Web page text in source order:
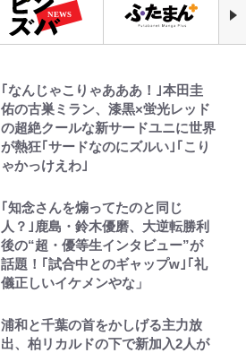
｢なんじゃこりゃあああ！｣本田圭
佑の古巣ミラン、漆黒×蛍光レッド
の超絶クールな新サードユニに世界
が熱狂｢サードなのにズルい｣｢こり
ゃかっけえわ｣
｢知念さんを煽ってたのと同じ
人？｣鹿島・鈴木優磨、大逆転勝利
後の“超・優等生インタビュー”が
話題！｢試合中とのギャップw｣｢礼
儀正しいイケメンやな」
浦和と千葉の首をかしげる主力放
出、柏リカルドの下で新加入2人が
千葉雄大、ほっそりイケメン近影に
「顔パンパンだったのに」反響 視
聴者が想った激変の納得理由
村上佳菜子、“遠距離結婚”の夫と
「愛が足りない」不満を漏らしてい
た過去も
黒木啓司が妻・宮崎麗果にDV報
道、逮捕前にインスタに起きてい
投稿
「自分の絵ごと、このジャンルはそ
ろそろ終わりかな」江口寿史が炎上
を経て樋口毅宏に語ったこと
映画『ちいかわ』入場者特典「第２
テムに称賛続々「豪華すぎる！」
1万円超えも「納得のクオリティ」
『この素晴らしい世界に祝福を！』
10万針以上の密度で再現された“め
も感動
えびめしの流儀
でっかい男になりたいゾ
浅草は日本の心だゾ
空の轍と大地の雲と 第1回
第3回 出版までの道のり・その2
レビュー『仮面家族』悠木シュン・
著
公式-ヒロインが来る前に妊娠しま
した~詰んだはずの悪役令嬢です
が、どうやら違うようです~ 第1話
公式-冒険家になろう! ~スキルボー
公式-ヒロインが来る前に妊娠しま
した~詰んだはずの悪役令嬢です
が、どうやら違うようです~ 第2話
荒々しい「火山帯」の一端にいるこ
とを体感！ 登頂約10分でも大迫力
「吾妻小富士」火口を1周する「1
時間半ハイキング」パノラマ絶景レ
ポ【福島県福島市】
【キャンプ自己啓発】増えすぎたギ
アを棚卸し！ “ウルトラライト” 目
指した「自分スタイル」再構築でわ
かった「本当に必要な7つの道具」
とは
【知ってる？「日本本土四極踏破証
明書」】広島から本州4島の最南端
錦織一清の写真集はなぜ私服なの
か…高級ブランドをやめ等身大の自
分を表現する現在「ちゃんとおじい
ちゃんに」
が明かす夫・片岡愛之助との関係
性…互いに一番のお客さんで刺激を
もらう存在
藤原紀香が23年間続けるボランテ
との声も跳ね返す“誰かの役に立ち
たい”という思い